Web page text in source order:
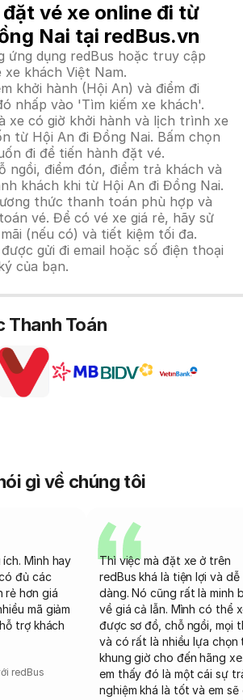
vé xe online đi từ
Nai tại redBus.vn
ứng dụng redBus hoặc truy cập
khách Việt Nam.
khởi hành (Hội An) và điểm đi
nhấp vào 'Tìm kiếm xe khách'.
xe có giờ khởi hành và lịch trình xe
từ Hội An đi Đồng Nai. Bấm chọn
đi để tiến hành đặt vé.
ngồi, điểm đón, điểm trả khách và
khách khi từ Hội An đi Đồng Nai.
thức thanh toán phù hợp và
vé. Để có vé xe giá rẻ, hãy sử
(nếu có) và tiết kiệm tối đa.
gửi đi email hoặc số điện thoại
của bạn.
Thanh Toán
gì về chúng tôi
Mình hay
đủ các
rẻ hơn giá
mã giảm
trợ khách
redBus
Thì việc mà đặt xe ở trên
redBus khá là tiện lợi và dễ
dàng. Nó cũng rất là minh
về giá cả lẫn. Mình có thể
được sơ đồ, chỗ ngồi, mọi
và có rất là nhiều lựa chọn
khung giờ cho đến hãng
em thấy đó là một cái sự
nghiệm khá là tốt và em sẽ